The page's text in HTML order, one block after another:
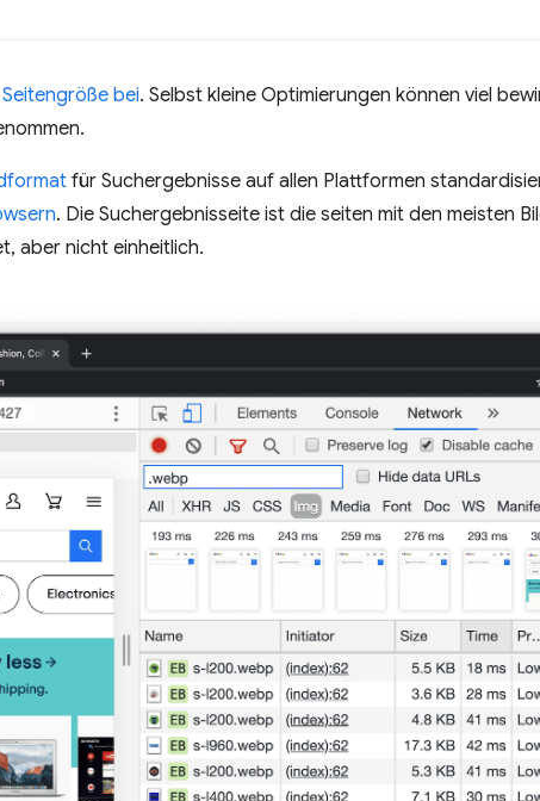
bei. Selbst kleine Optimierungen können viel
für Suchergebnisse auf allen Plattformen
. Die Suchergebnisseite ist die seiten mit den meisten
aber nicht einheitlich.